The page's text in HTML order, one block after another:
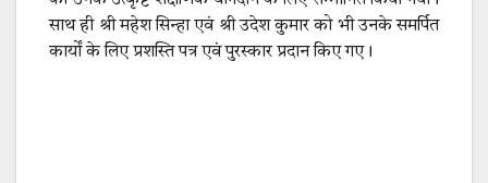
साथ ही श्री महेश सिन्हा एवं श्री उदेश कुमार को भी उनके समर्पित
कार्यों के लिए प्रशस्ति पत्र एवं पुरस्कार प्रदान किए गए।